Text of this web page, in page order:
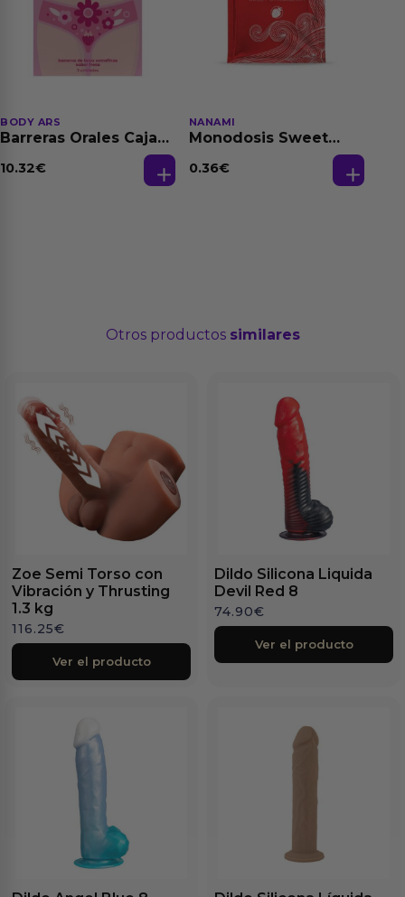
BODY ARS
Barreras Orales Caja
10.32€
NANAMI
Monodosis Sweet
Base Agua 4 ml
0.36€
Otros productos similares
Zoe Semi Torso con
Vibración y Thrusting
1.3 kg
116.25€
Ver el producto
Dildo Silicona Liquida
Devil Red 8
74.90€
Ver el producto